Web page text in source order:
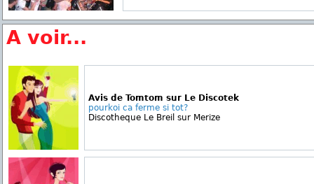
A voir...
Avis de Tomtom sur Le Discotek
pourkoi ca ferme si tot?
Discotheque Le Breil sur Merize